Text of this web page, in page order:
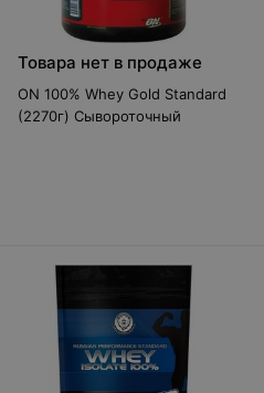
Товара нет в продаже
ON 100% Whey Gold Standard
(2270г) Сывороточный